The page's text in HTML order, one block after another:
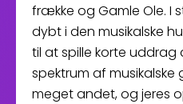
frække og Gamle Ole. I
dybt i den musikalske
til at spille korte
spektrum af musikalske
meget andet, og jeres